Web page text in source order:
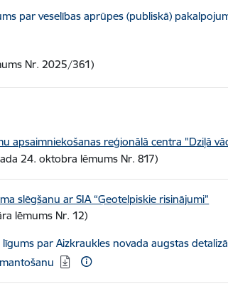
par veselības aprūpes (publiskā)
Nr. 2025/361)
apsaimniekošanas reģionālā centra "Dziļā
24. oktobra lēmums Nr. 817)
slēgšanu ar SIA “Ģeotelpiskie risinājumi”
lēmums Nr. 12)
līgums par Aizkraukles novada augstas